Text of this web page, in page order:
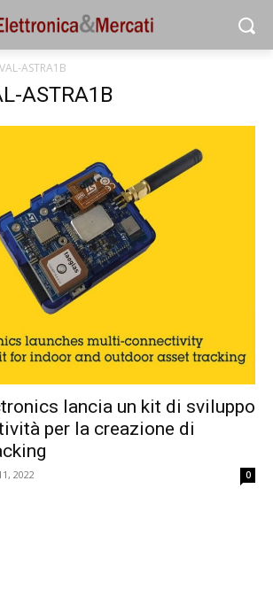
ASTRA1B
ASTRA1B
lancia un kit di sviluppo
per la creazione di
2022 0